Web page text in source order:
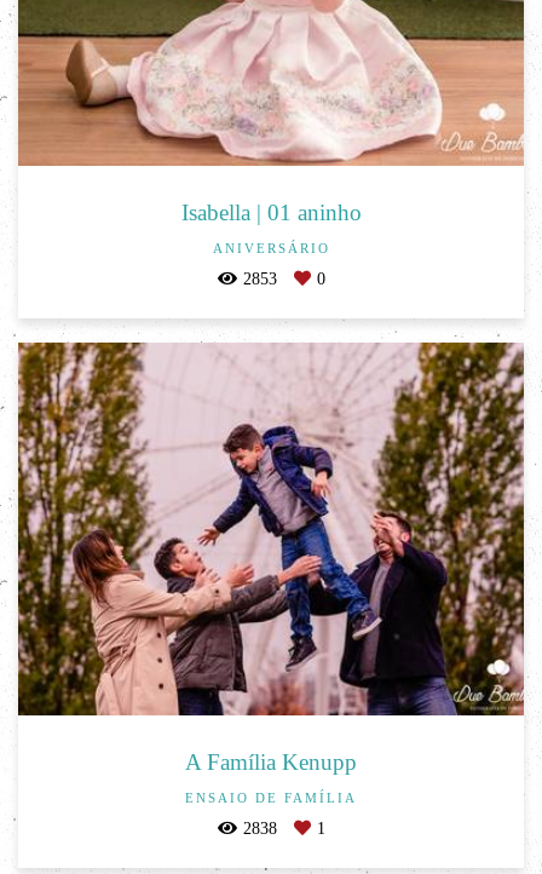
Isabella | 01 aninho
ANIVERSÁRIO
2853 0
A Família Kenupp
ENSAIO DE FAMÍLIA
2838 1